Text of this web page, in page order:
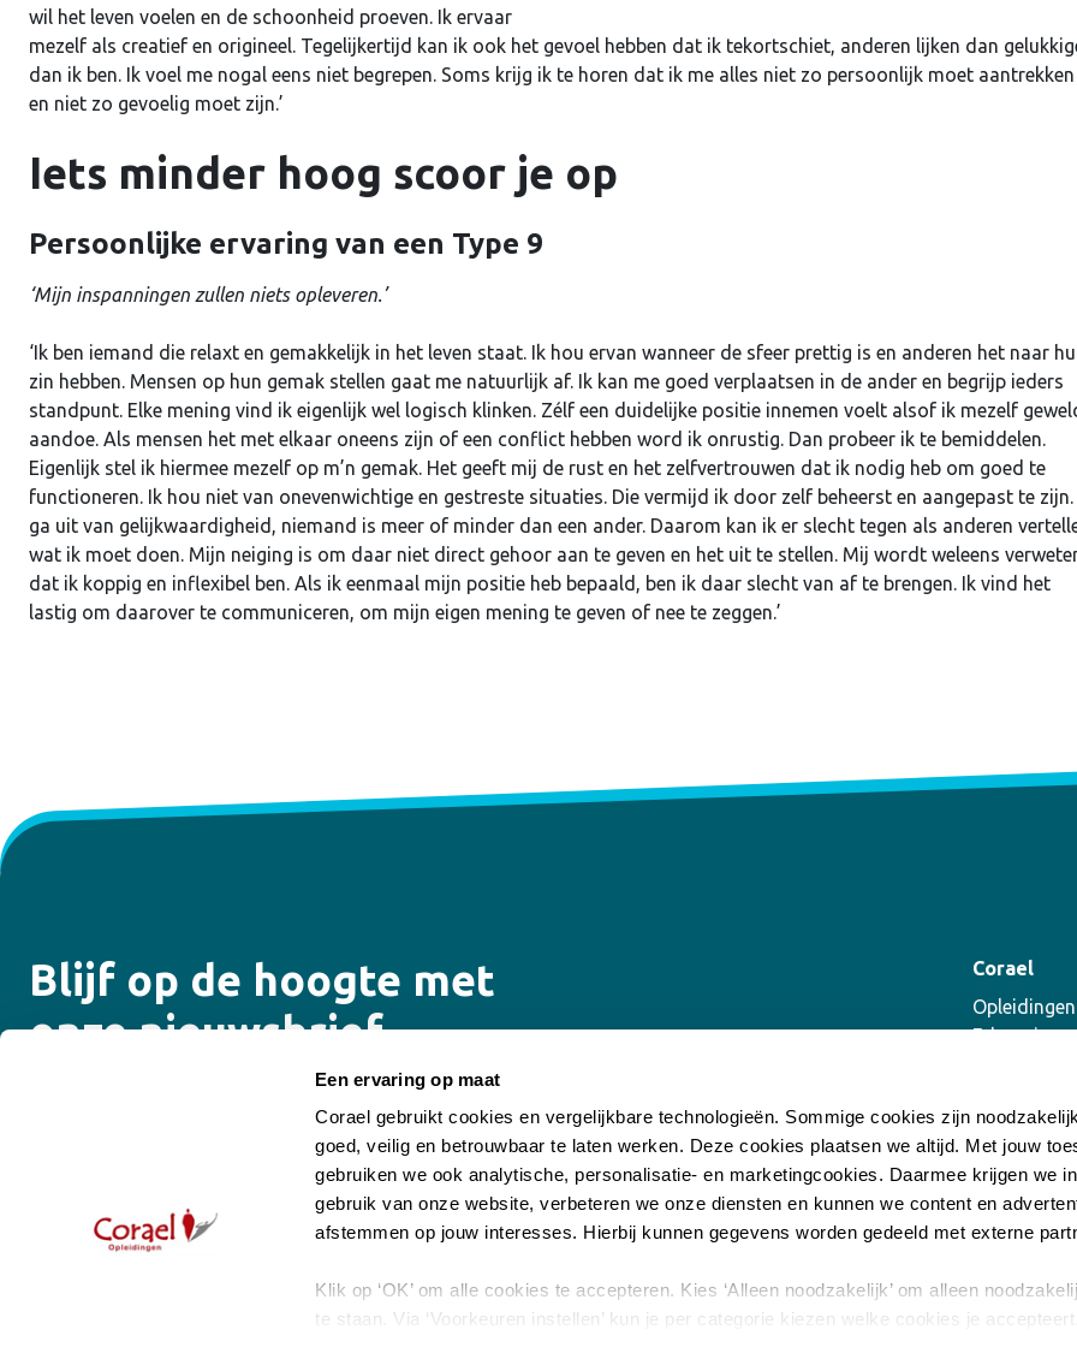
Een ervaring op maat
Corael gebruikt cookies en vergelijkbare technologieën. Sommige cookies zijn
goed, veilig en betrouwbaar te laten werken. Deze cookies plaatsen we altijd. Met jouw
gebruiken we ook analytische, personalisatie- en marketingcookies. Daarmee krijgen we
gebruik van onze website, verbeteren we onze diensten en kunnen we content en
afstemmen op jouw interesses. Hierbij kunnen gegevens worden gedeeld met externe
Klik op ‘OK’ om alle cookies te accepteren. Kies ‘Alleen noodzakelijk’ om alleen
te staan. Via ‘Voorkeuren instellen’ kun je per categorie kiezen welke cookies je
wil het leven voelen en de schoonheid proeven. Ik ervaar
mezelf als creatief en origineel. Tegelijkertijd kan ik ook het gevoel hebben dat ik tekortschiet, anderen lijken dan
dan ik ben. Ik voel me nogal eens niet begrepen. Soms krijg ik te horen dat ik me alles niet zo persoonlijk moet aantrekken
en niet zo gevoelig moet zijn.’
Iets minder hoog scoor je op
Persoonlijke ervaring van een Type 9
‘Mijn inspanningen zullen niets opleveren.’
‘Ik ben iemand die relaxt en gemakkelijk in het leven staat. Ik hou ervan wanneer de sfeer prettig is en anderen het naar
zin hebben. Mensen op hun gemak stellen gaat me natuurlijk af. Ik kan me goed verplaatsen in de ander en begrijp ieders
standpunt. Elke mening vind ik eigenlijk wel logisch klinken. Zélf een duidelijke positie innemen voelt alsof ik mezelf
aandoe. Als mensen het met elkaar oneens zijn of een conflict hebben word ik onrustig. Dan probeer ik te bemiddelen.
Eigenlijk stel ik hiermee mezelf op m’n gemak. Het geeft mij de rust en het zelfvertrouwen dat ik nodig heb om goed te
functioneren. Ik hou niet van onevenwichtige en gestreste situaties. Die vermijd ik door zelf beheerst en aangepast te zijn.
ga uit van gelijkwaardigheid, niemand is meer of minder dan een ander. Daarom kan ik er slecht tegen als anderen
wat ik moet doen. Mijn neiging is om daar niet direct gehoor aan te geven en het uit te stellen. Mij wordt weleens
dat ik koppig en inflexibel ben. Als ik eenmaal mijn positie heb bepaald, ben ik daar slecht van af te brengen. Ik vind het
lastig om daarover te communiceren, om mijn eigen mening te geven of nee te zeggen.’
Blijf op de hoogte met
onze nieuwsbrief
Ontvang de laatste updates over onze opleidingen,
trainingen, e-learning programma’s, coaching en
Corael
E-learning
Incompany